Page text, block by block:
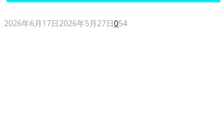
2026年6月17日2026年5月27日054